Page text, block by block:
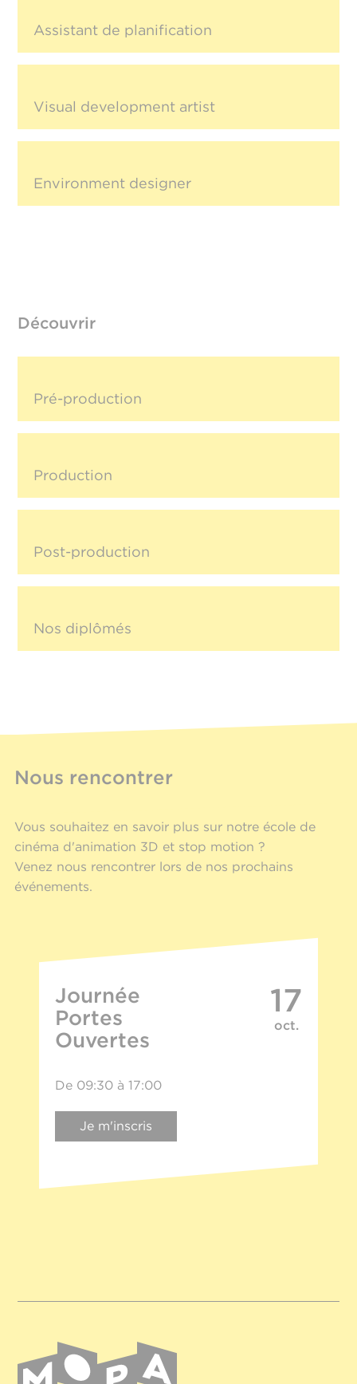
Assistant de planification
Visual development artist
Environment designer
Découvrir
Pré-production
Production
Post-production
Nos diplômés
Nous rencontrer
Vous souhaitez en savoir plus sur notre école de
cinéma d'animation 3D et stop motion ?
Venez nous rencontrer lors de nos prochains
événements.
Journée
Portes
Ouvertes
17
oct.
De 09:30 à 17:00
Je m'inscris